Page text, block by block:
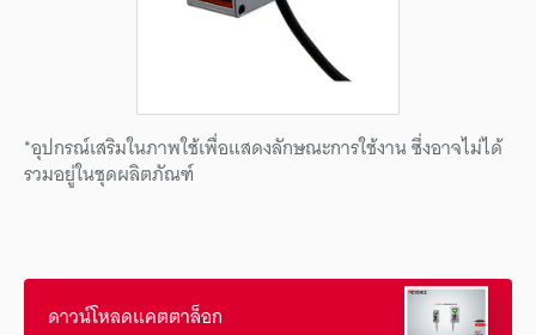
*อุปกรณ์เสริมในภาพใช้เพื่อแสดงลักษณะการใช้งาน ซึ่งอาจไม่ได้
รวมอยู่ในชุดผลิตภัณฑ์
ดาวน์โหลดแคตตาล็อก